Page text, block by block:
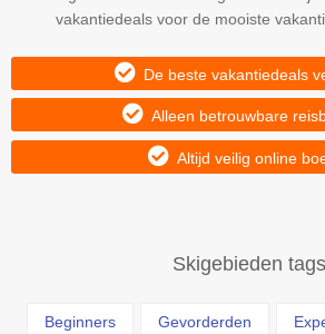
vakantiedeals voor de mooiste
De beste vakantiedeals
Alleen betrouwbare
Altijd veilig online
Skigebieden tags
Beginners Gevorderden